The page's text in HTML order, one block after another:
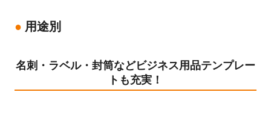
用途別
名刺・ラベル・封筒などビジネス用品テンプレー
トも充実！